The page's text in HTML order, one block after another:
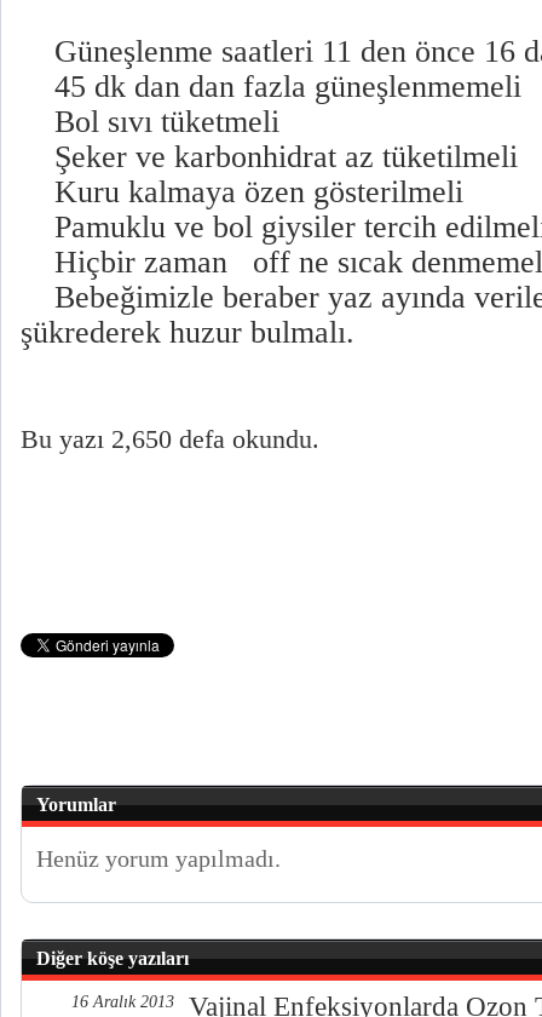
Güneşlenme saatleri 11 den önce 16
45 dk dan dan fazla güneşlenmemeli
Bol sıvı tüketmeli
Şeker ve karbonhidrat az tüketilmeli
Kuru kalmaya özen gösterilmeli
Pamuklu ve bol giysiler tercih
Hiçbir zaman off ne sıcak
Bebeğimizle beraber yaz ayında
şükrederek huzur bulmalı.
Bu yazı 2,650 defa okundu.
Yorumlar
Henüz yorum yapılmadı.
Diğer köşe yazıları
16 Aralık 2013 Vajinal Enfeksiyonlarda Ozon